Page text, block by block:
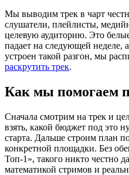
Мы выводим трек в чарт
слушатели, плейлисты,
целевую аудиторию. Это
падает на следующей неделе,
устроен такой разгон, мы
раскрутить трек.
Как мы помогаем
Сначала смотрим на трек и
взять, какой бюджет под это
старта. Дальше строим план
конкретной площадки. Без
Топ-1», такого никто честно
математикой стримов и